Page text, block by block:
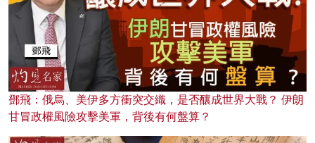
鄧飛：俄烏、美伊多方衝突交織，是否釀成世界大戰？ 伊朗
甘冒政權風險攻擊美軍，背後有何盤算？